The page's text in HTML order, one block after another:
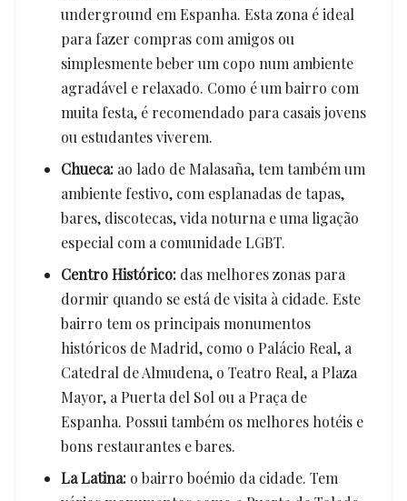
underground em Espanha. Esta zona é ideal
para fazer compras com amigos ou
simplesmente beber um copo num ambiente
agradável e relaxado. Como é um bairro com
muita festa, é recomendado para casais jovens
ou estudantes viverem.
Chueca:ao lado de Malasaña, tem também um
ambiente festivo, com esplanadas de tapas,
bares, discotecas, vida noturna e uma ligação
especial com a comunidade LGBT.
Centro Histórico:das melhores zonas para
dormir quando se está de visita à cidade. Este
bairro tem os principais monumentos
históricos de Madrid, como o Palácio Real, a
Catedral de Almudena, o Teatro Real, a Plaza
Mayor, a Puerta del Sol ou a Praça de
Espanha. Possui também os melhores hotéis e
bons restaurantes e bares.
La Latina:o bairro boémio da cidade. Tem